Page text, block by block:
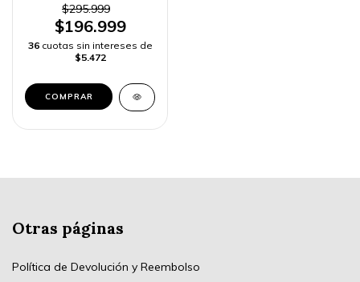
$295.999
$196.999
36 cuotas sin intereses de
$5.472
COMPRAR
Otras páginas
Política de Devolución y Reembolso